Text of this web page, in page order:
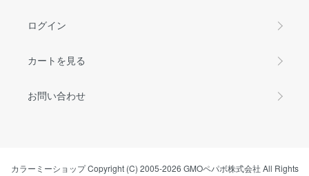
ログイン
カートを見る
お問い合わせ
カラーミーショップCopyright (C) 2005-2026 GMOペパボ株式会社 All Rights